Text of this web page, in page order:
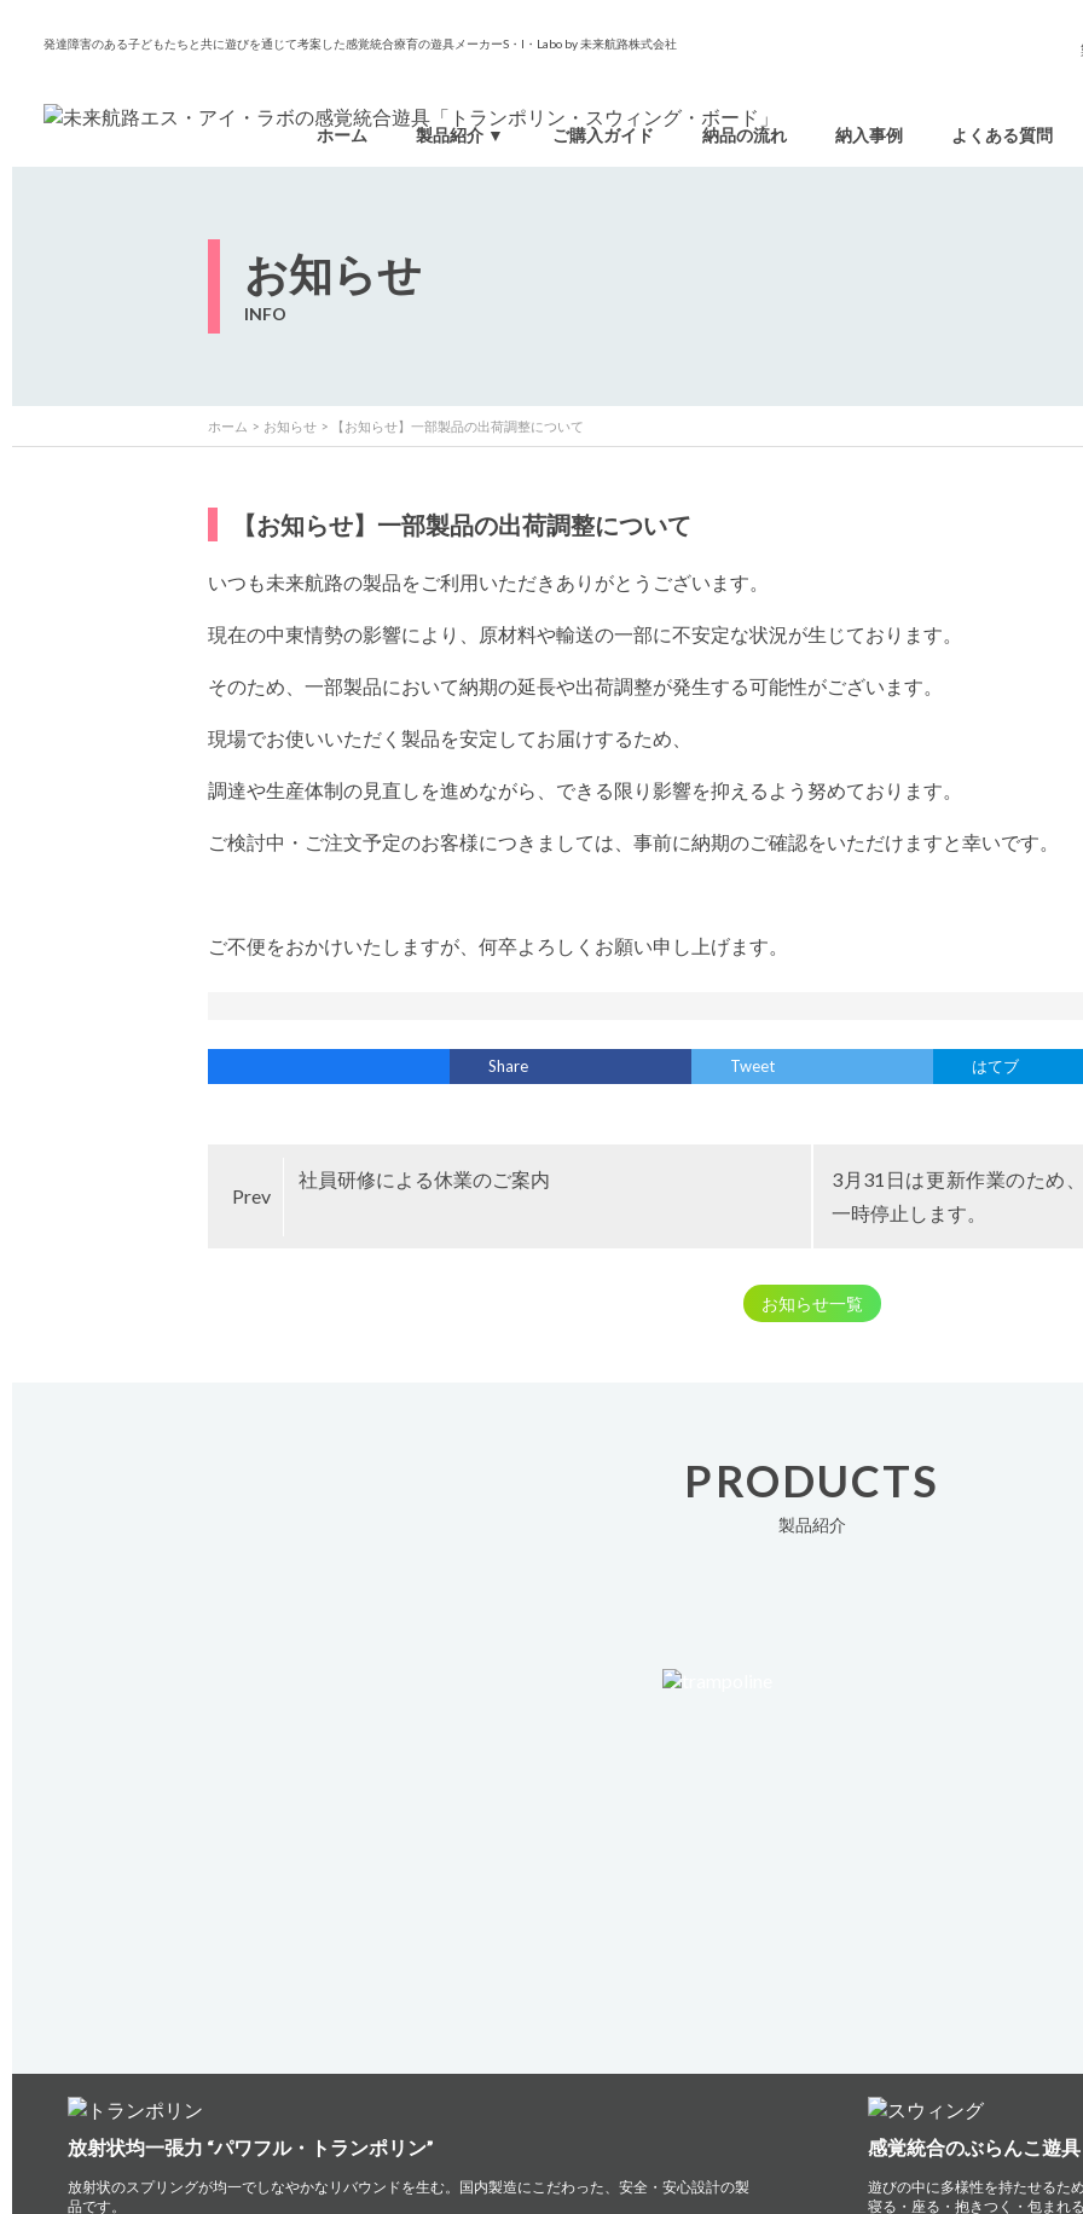
発達障害のある子どもたちと共に遊びを通じて考案した感覚統合療育の遊具メーカーS・I・Labo by 未来航路株式会社
ホーム 製品紹介 ご購入ガイド 納品の流れ 納入事例 よくある質問
お知らせ
INFO
ホーム お知らせ 【お知らせ】一部製品の出荷調整について
【お知らせ】一部製品の出荷調整について
いつも未来航路の製品をご利用いただきありがとうございます。
現在の中東情勢の影響により、原材料や輸送の一部に不安定な状況が生じております。
そのため、一部製品において納期の延長や出荷調整が発生する可能性がございます。
現場でお使いいただく製品を安定してお届けするため、
調達や生産体制の見直しを進めながら、できる限り影響を抑えるよう努めております。
ご検討中・ご注文予定のお客様につきましては、事前に納期のご確認をいただけますと幸いです。
ご不便をおかけいたしますが、何卒よろしくお願い申し上げます。
Share Tweet はてブ
Prev
社員研修による休業のご案内
3月31日は更新作業のため
一時停止します。
お知らせ一覧
PRODUCTS
製品紹介
放射状均一張力 “パワフル・トランポリン”
放射状のスプリングが均一でしなやかなリバウンドを生む。国内製造にこだわった、安全・安心設計の製
品です。
感覚統合のぶらんこ遊具
遊びの中に多様性を持たせるた
寝る・座る・抱きつく・包まれ